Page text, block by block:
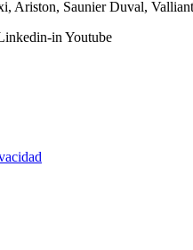
Ariston, Saunier Duval,
in Youtube